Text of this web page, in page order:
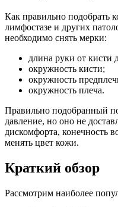
Как правильно подобрать
лимфостазе и других
необходимо снять мерки:
длина руки от кисти
окружность кисти;
окружность
окружность плеча.
Правильно подобранный
давление, но оно не
дискомфорта, конечность
менять цвет кожи.
Краткий обзор
Рассмотрим наиболее